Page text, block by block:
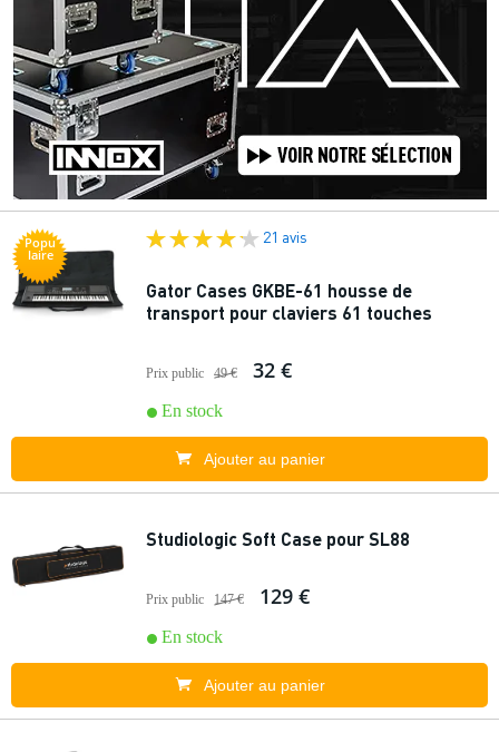
Popu
laire
21 avis
Gator Cases GKBE-61 housse de
transport pour claviers 61 touches
Prix public 49 € 32 €
En stock
Ajouter au panier
Studiologic Soft Case pour SL88
Prix public 147 € 129 €
En stock
Ajouter au panier